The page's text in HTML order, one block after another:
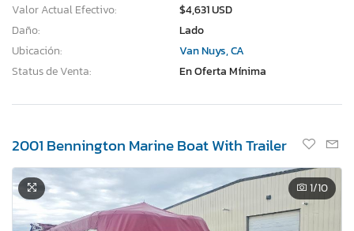
Valor Actual Efectivo:
$4,631 USD
Daño:
Lado
Ubicación:
Van Nuys, CA
Status de Venta:
En Oferta Mínima
2001 Bennington Marine Boat With Trailer
1/10